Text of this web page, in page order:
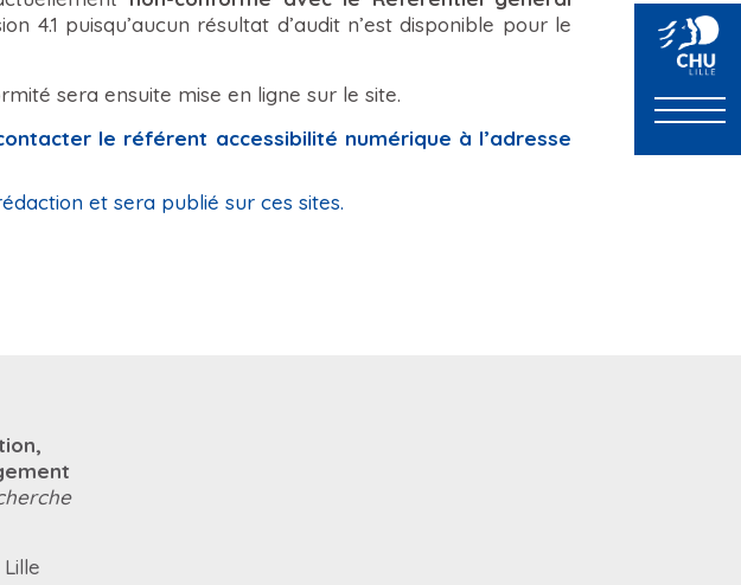
4.1 puisqu’aucun résultat d’audit n’est disponible pour le
sera ensuite mise en ligne sur le site.
le référent accessibilité numérique à l’adresse
et sera publié sur ces sites.